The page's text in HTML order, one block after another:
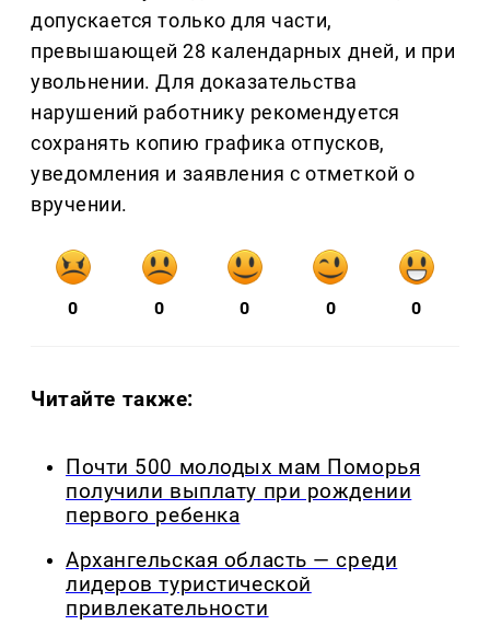
допускается только для части,
превышающей 28 календарных дней, и при
увольнении. Для доказательства
нарушений работнику рекомендуется
сохранять копию графика отпусков,
уведомления и заявления с отметкой о
вручении.
0 0 0 0 0
Читайте также:
Почти 500 молодых мам Поморья
получили выплату при рождении
первого ребенка
Архангельская область — среди
лидеров туристической
привлекательности